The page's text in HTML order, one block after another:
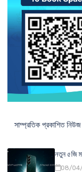
সাম্প্রতিক প্রকাশিত
নতুন ৫জি
08/